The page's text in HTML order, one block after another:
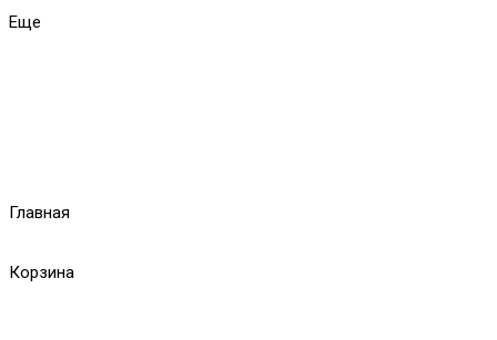
Еще
Главная
Корзина